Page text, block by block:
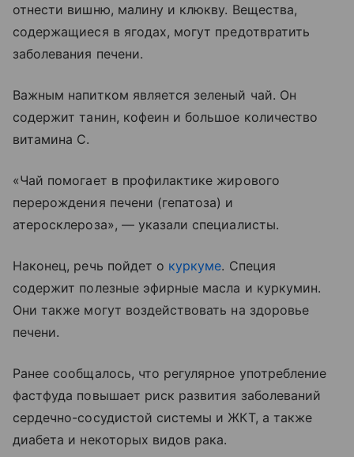
отнести вишню, малину и клюкву. Вещества,
содержащиеся в ягодах, могут предотвратить
заболевания печени.
Важным напитком является зеленый чай. Он
содержит танин, кофеин и большое количество
витамина С.
«Чай помогает в профилактике жирового
перерождения печени (гепатоза) и
атеросклероза», — указали специалисты.
Наконец, речь пойдет о куркуме. Специя
содержит полезные эфирные масла и куркумин.
Они также могут воздействовать на здоровье
печени.
Ранее сообщалось, что регулярное употребление
фастфуда повышает риск развития заболеваний
сердечно-сосудистой системы и ЖКТ, а также
диабета и некоторых видов рака.